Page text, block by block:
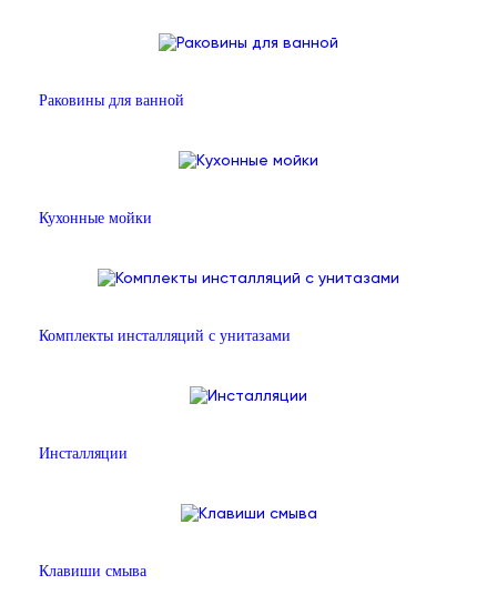
Раковины для ванной
Кухонные мойки
Комплекты инсталляций с унитазами
Инсталляции
Клавиши смыва